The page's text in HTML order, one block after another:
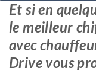
Et si en
le meilleur
avec
Drive vous